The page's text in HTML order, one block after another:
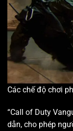
Các chế độ chơi
“Call of Duty
dẫn, cho phép